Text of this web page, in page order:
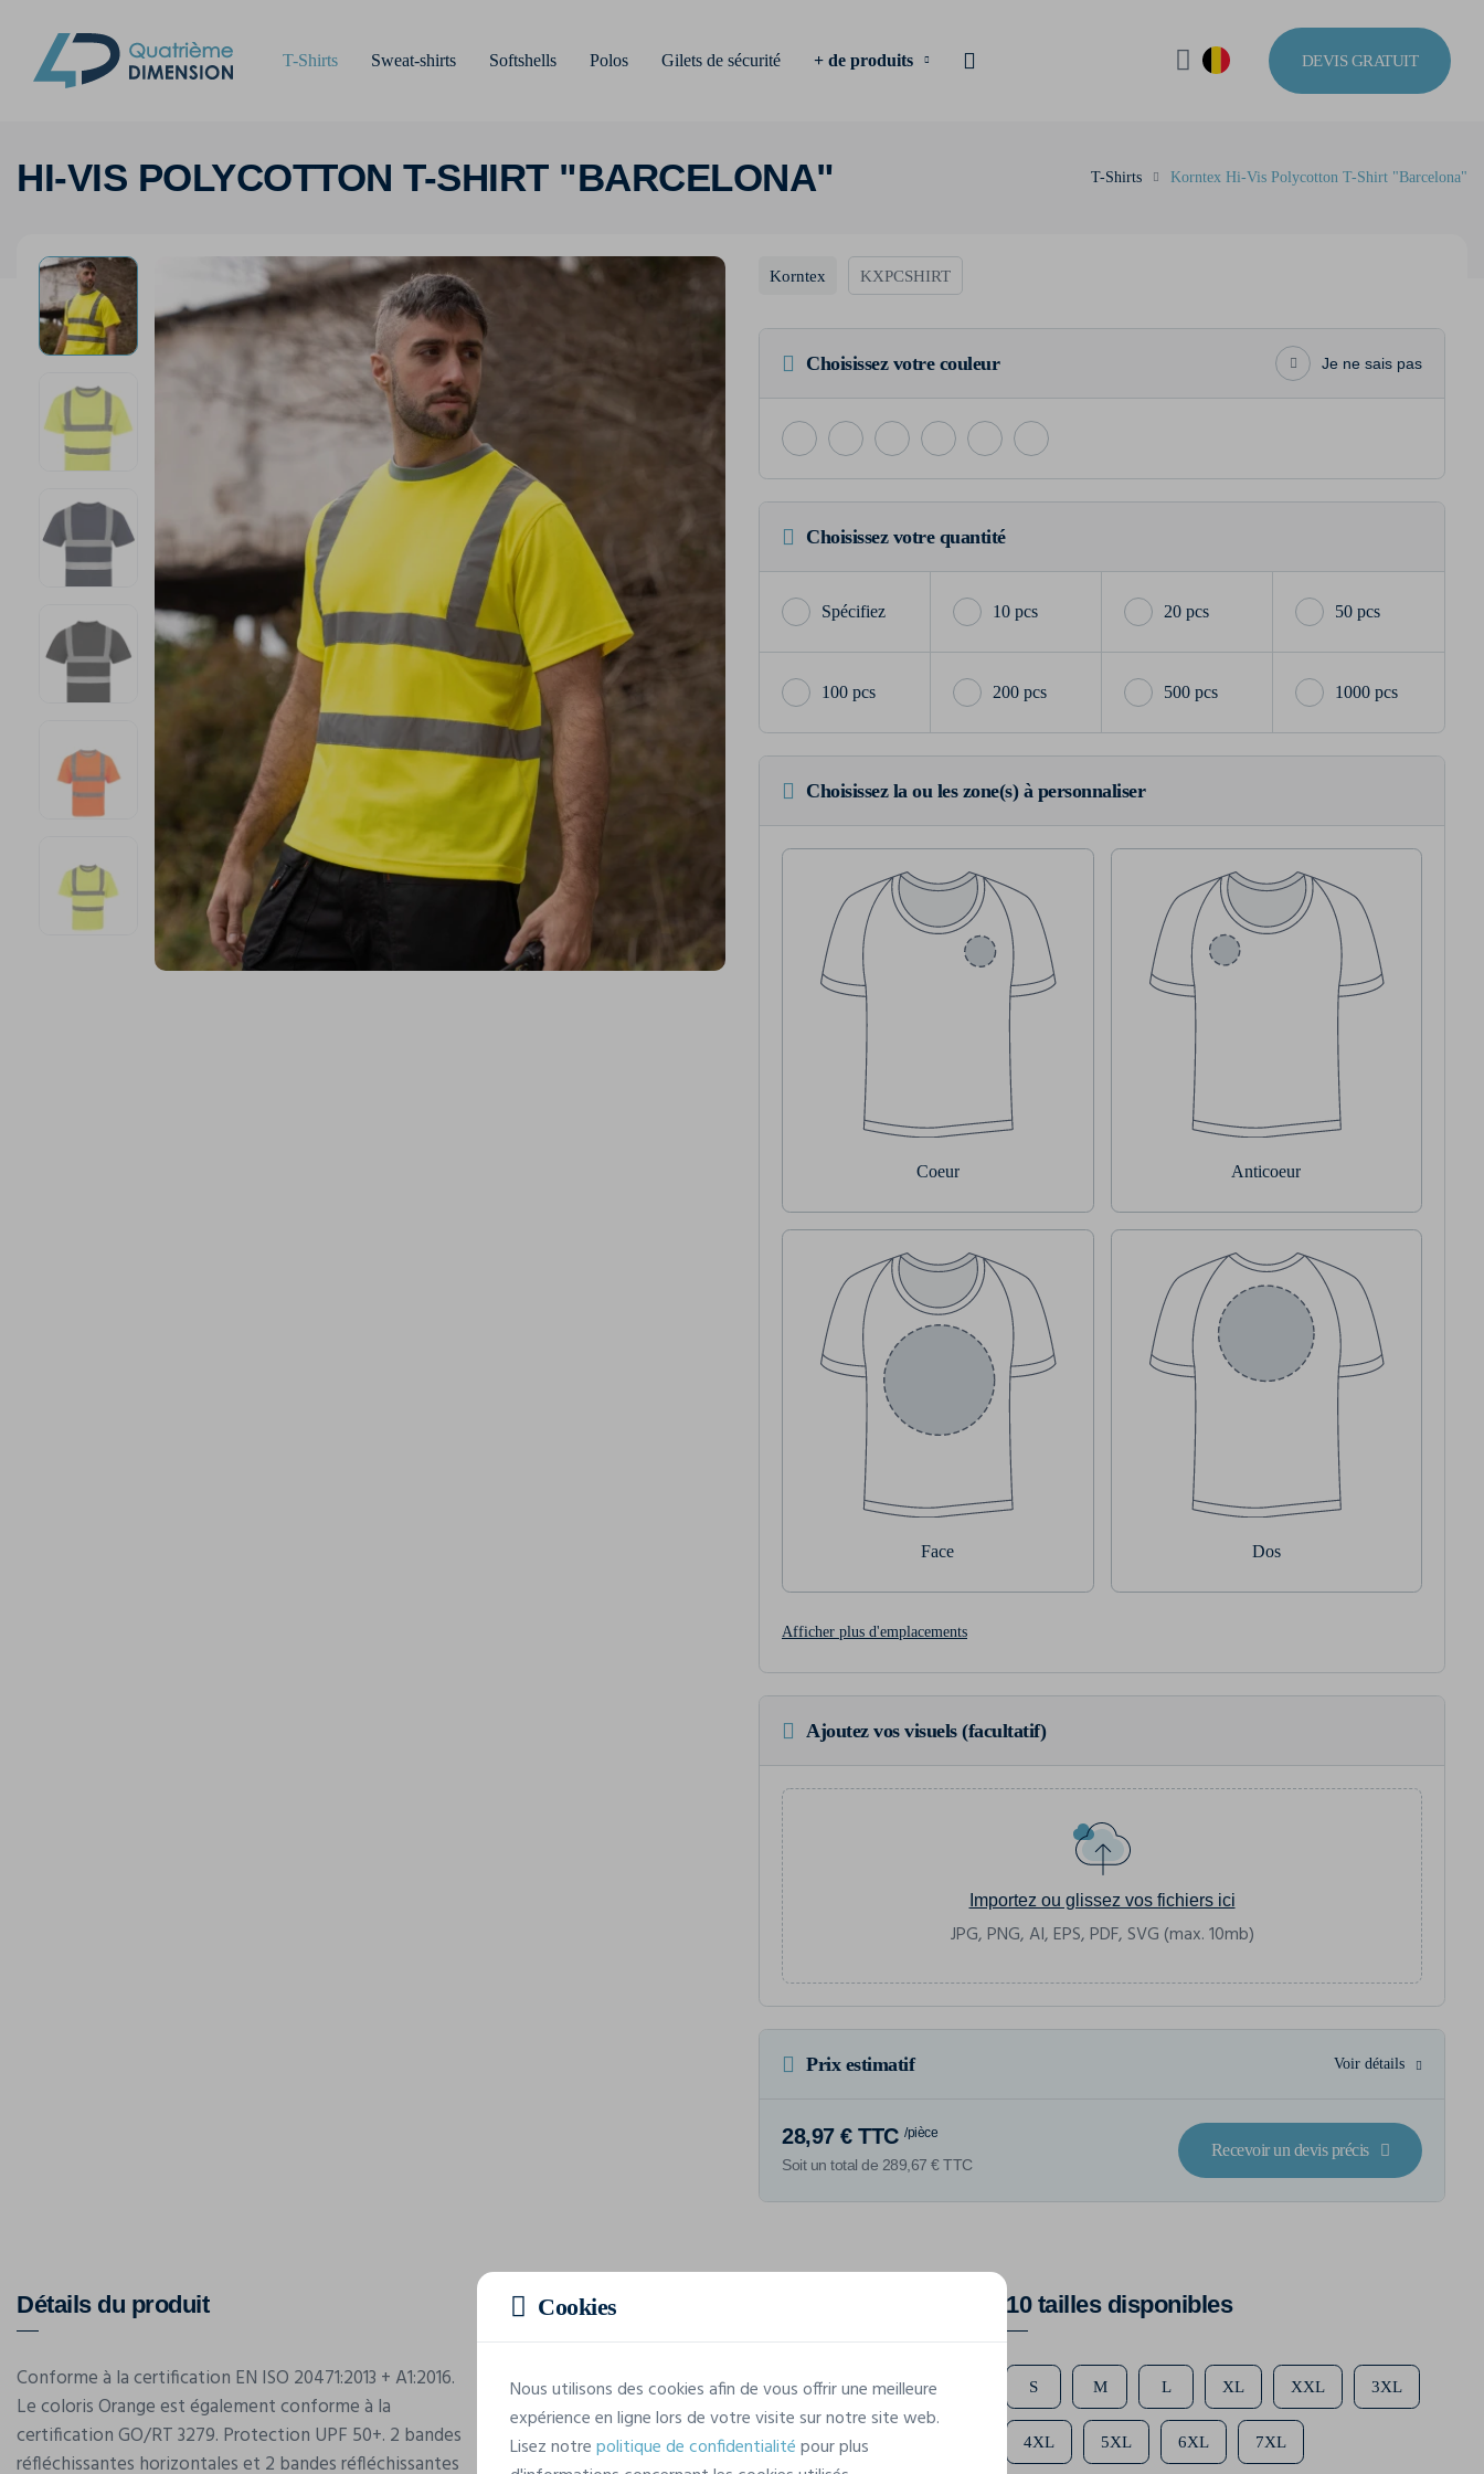
T-Shirts Sweat-shirts Softshells Polos Gilets de sécurité + de produits DEVIS GRATUIT
HI-VIS POLYCOTTON T-SHIRT "BARCELONA" T-Shirts Korntex Hi-Vis Polycotton T-Shirt "Barcelona"
Korntex KXPCSHIRT
Choisissez votre couleur Je ne sais pas
Choisissez votre quantité
10 pcs 20 pcs 50 pcs
100 pcs 200 pcs 500 pcs 1000 pcs
Choisissez la ou les zone(s) à personnaliser
Coeur Anticoeur
Face Dos
Afficher plus d'emplacements
Ajoutez vos visuels (facultatif)
Importez ou glissez vos fichiers ici
JPG, PNG, AI, EPS, PDF, SVG (max. 10mb)
Prix estimatif Voir détails
28,97 € TTC /pièce
Soit un total de 289,67 € TTC
Recevoir un devis précis
Détails du produit
Conforme à la certification EN ISO 20471:2013 + A1:2016.
Le coloris Orange est également conforme à la
certification GO/RT 3279. Protection UPF 50+. 2 bandes
réfléchissantes horizontales et 2 bandes réfléchissantes
Caractéristiques
Marque
Korntex
Référence
KXPCSHIRT
10 tailles disponibles
S M L XL XXL 3XL
4XL 5XL 6XL 7XL
Cookies
Nous utilisons des cookies afin de vous offrir une meilleure
expérience en ligne lors de votre visite sur notre site web.
Lisez notrepolitique de confidentialitépour plus